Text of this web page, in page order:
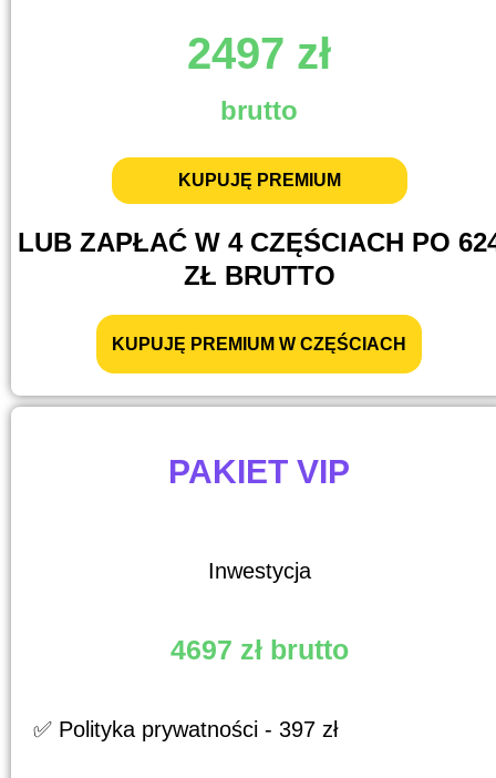
2497 zł
brutto
KUPUJĘ PREMIUM
LUB ZAPŁAĆ W 4 CZĘŚCIACH PO
ZŁ BRUTTO
KUPUJĘ PREMIUM W CZĘŚCIACH
PAKIET VIP
Inwestycja
4697 zł brutto
✅ Polityka prywatności - 397 zł